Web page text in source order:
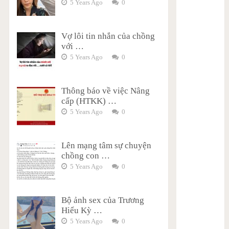
5 Years Ago 0
Vợ lôi tin nhắn của chồng
với …
5 Years Ago 0
Thông báo về việc Nâng
cấp (HTKK) …
5 Years Ago 0
Lên mạng tâm sự chuyện
chồng con …
5 Years Ago 0
Bộ ảnh sex của Trương
Hiểu Kỳ …
5 Years Ago 0